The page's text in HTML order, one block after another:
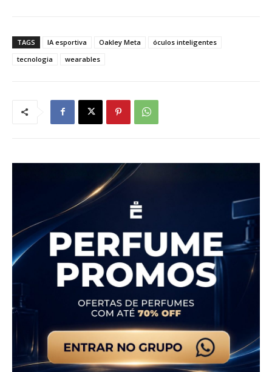
TAGS IA esportiva Oakley Meta
óculos inteligentes
tecnologia
wearables